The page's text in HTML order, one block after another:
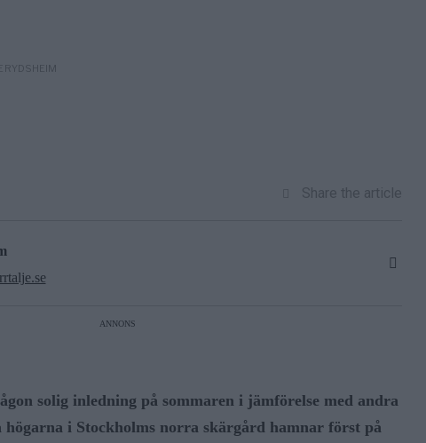
RYDSHEIM
Share the article
ANNONS
solig inledning på sommaren i jämförelse med andra
högarna i Stockholms norra skärgård hamnar först på